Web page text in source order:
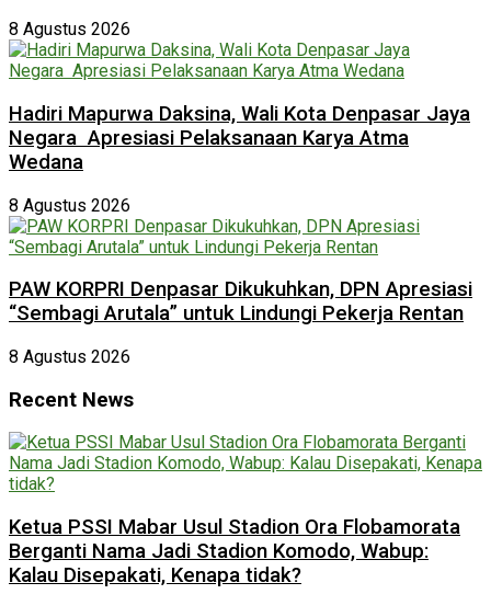
8 Agustus 2026
Hadiri Mapurwa Daksina, Wali Kota Denpasar Jaya
Negara Apresiasi Pelaksanaan Karya Atma
Wedana
8 Agustus 2026
PAW KORPRI Denpasar Dikukuhkan, DPN Apresiasi
“Sembagi Arutala” untuk Lindungi Pekerja Rentan
8 Agustus 2026
Recent News
Ketua PSSI Mabar Usul Stadion Ora Flobamorata
Berganti Nama Jadi Stadion Komodo, Wabup:
Kalau Disepakati, Kenapa tidak?